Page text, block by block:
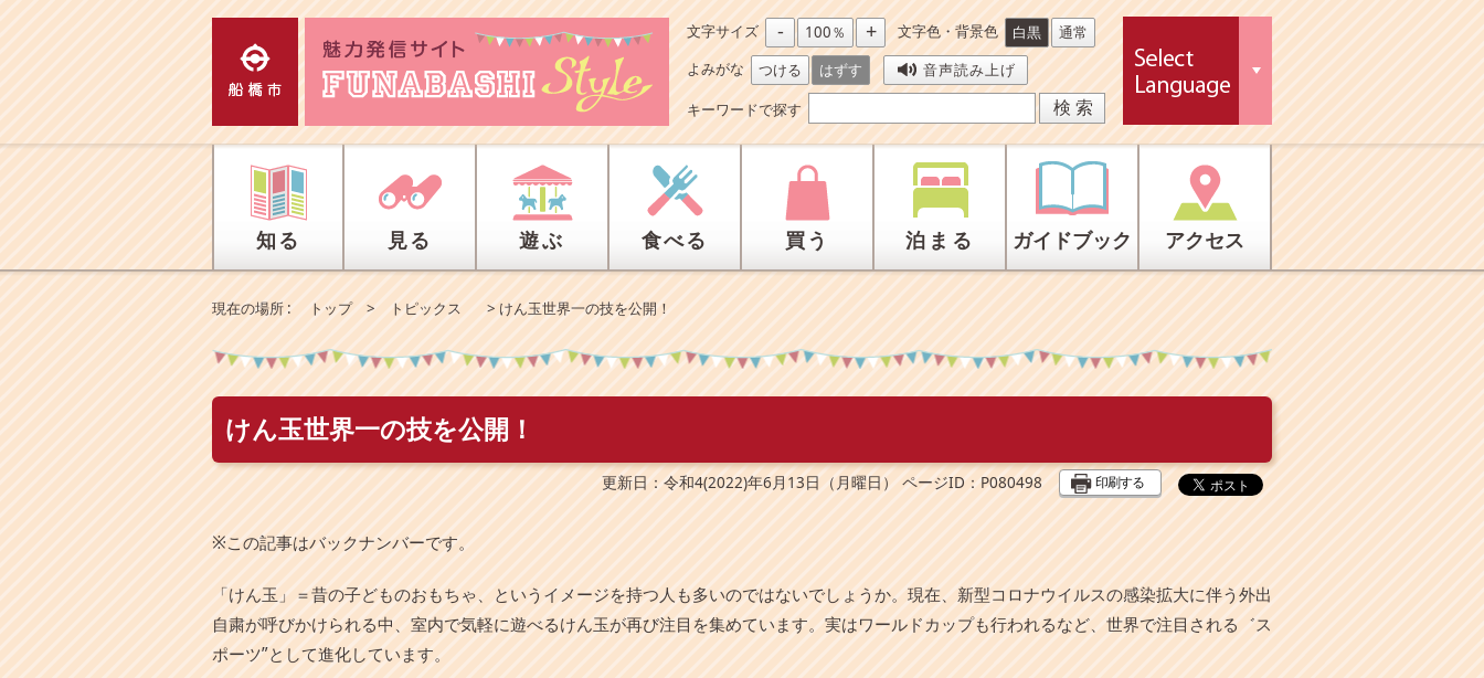
ー
ョ
を
キ
ッ
し
文
へ
動
し
ま
す
文字サイズ - 100％ + 文字色・背景色 白黒
通常
よみがな
つける はずす
音声読み上げ
キーワードで探す
知る 見る 遊ぶ 食べる 買う 泊まる ガイドブック アクセス
現在の場所 : トップ > トピックス > けん玉世界一の技を公開！
けん玉世界一の技を公開！
更新日：令和4(2022)年6月13日（月曜日） ページID：P080498 印刷する
※この記事はバックナンバーです。
「けん玉」＝昔の子どものおもちゃ、というイメージを持つ人も多いのではないでしょうか。現在、新型コロナウイルスの感染拡大に伴う外出
自粛が呼びかけられる中、室内で気軽に遊べるけん玉が再び注目を集めています。実はワールドカップも行われるなど、世界で注目される゛ス
ポーツ”として進化しています。